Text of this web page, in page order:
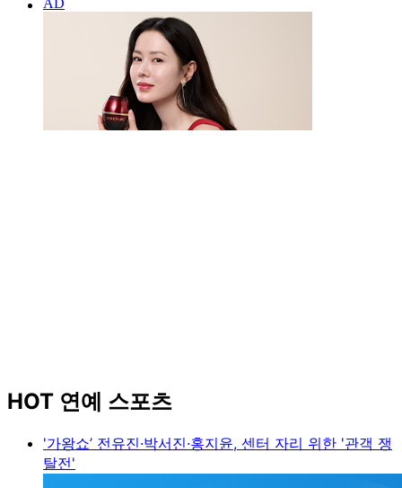
HOT 연예 스포츠
'가왕쇼’ 전유진·박서진·홍지윤, 센터 자리 위한 '관객 쟁
탈전'